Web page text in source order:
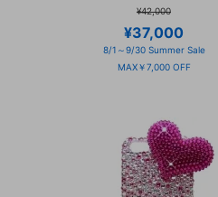
¥42,000
¥37,000
8/1～9/30 Summer Sale
MAX￥7,000 OFF